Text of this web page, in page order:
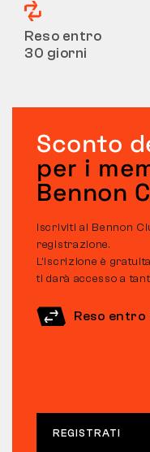
Reso entro
30 giorni
Sconto
per i
Bennon
Iscriviti al Bennon
registrazione.
L’iscrizione è
ti darà accesso a
Reso
REGISTRATI